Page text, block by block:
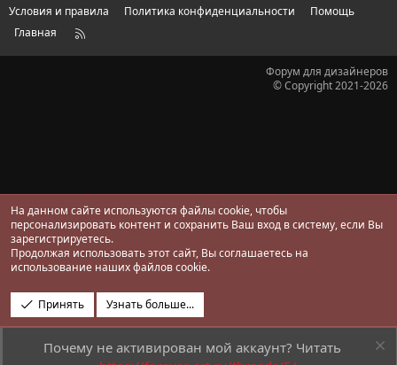
Условия и правила
Политика конфиденциальности
Помощь
Главная
R
Форум для дизайнеров
© Copyright 2021-2026
На данном сайте используются файлы cookie, чтобы
персонализировать контент и сохранить Ваш вход в систему, если Вы
зарегистрируетесь.
Продолжая использовать этот сайт, Вы соглашаетесь на
использование наших файлов cookie.
Принять Узнать больше...
Почему не активирован мой аккаунт? Читать